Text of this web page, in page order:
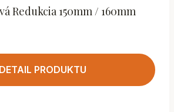
Redukcia 150mm / 160mm
DETAIL PRODUKTU